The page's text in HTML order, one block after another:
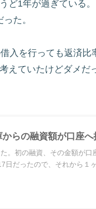
ど1年が過ぎている
た。
入を行っても返済比
えていたけどダメだ
からの融資額が口座
。初の融資、その金額が口
日だったので、それから１ヶ